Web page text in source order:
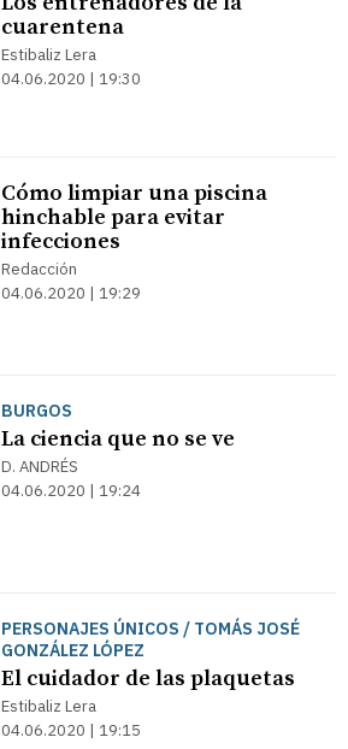
cuarentena
Estibaliz Lera
04.06.2020 | 19:30
Cómo limpiar una piscina
hinchable para evitar
infecciones
Redacción
04.06.2020 | 19:29
BURGOS
La ciencia que no se ve
D. ANDRÉS
04.06.2020 | 19:24
PERSONAJES ÚNICOS / TOMÁS JOSÉ
GONZÁLEZ LÓPEZ
El cuidador de las plaquetas
Estibaliz Lera
04.06.2020 | 19:15